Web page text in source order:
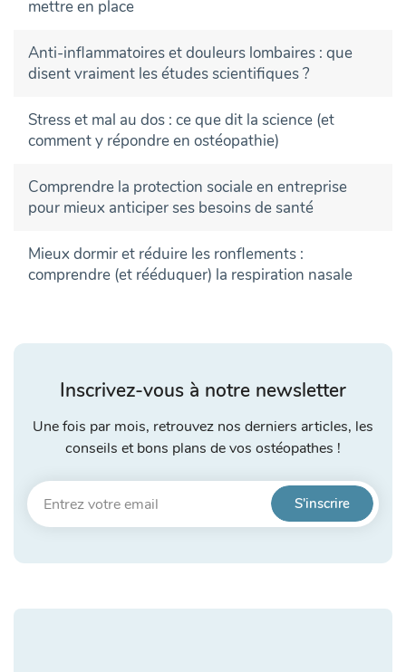
mettre en place
Anti-inflammatoires et douleurs lombaires : que
disent vraiment les études scientifiques ?
Stress et mal au dos : ce que dit la science (et
comment y répondre en ostéopathie)
Comprendre la protection sociale en entreprise
pour mieux anticiper ses besoins de santé
Mieux dormir et réduire les ronflements :
comprendre (et rééduquer) la respiration nasale
Inscrivez-vous à notre newsletter
Une fois par mois, retrouvez nos derniers articles, les
conseils et bons plans de vos ostéopathes !